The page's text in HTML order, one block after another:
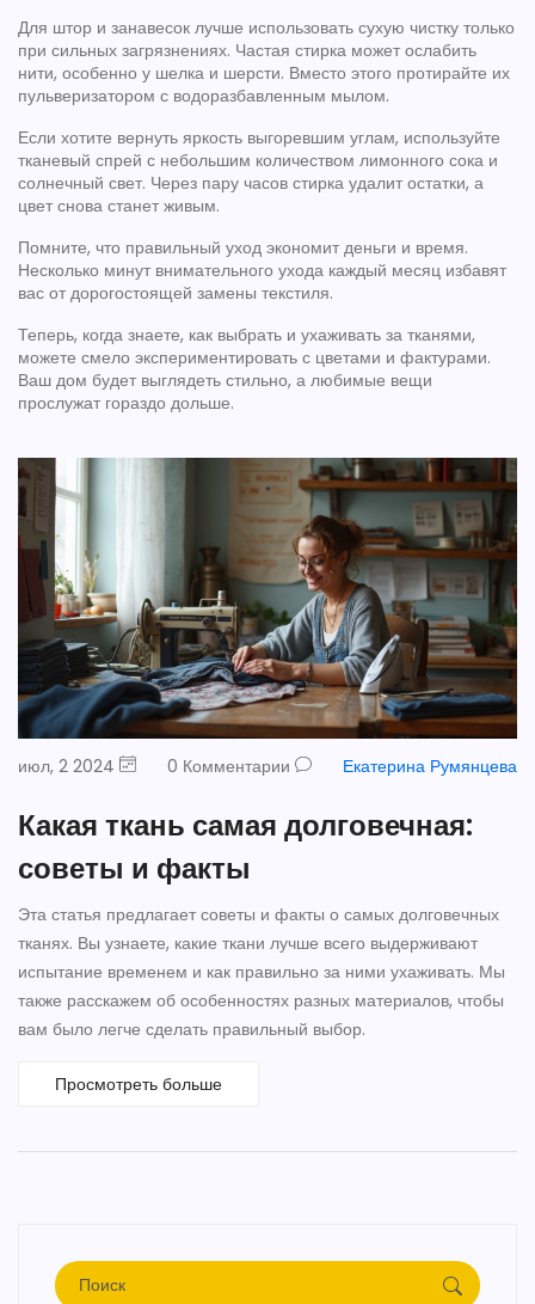
Для штор и занавесок лучше использовать сухую чистку только
при сильных загрязнениях. Частая стирка может ослабить
нити, особенно у шелка и шерсти. Вместо этого протирайте их
пульверизатором с водоразбавленным мылом.
Если хотите вернуть яркость выгоревшим углам, используйте
тканевый спрей с небольшим количеством лимонного сока и
солнечный свет. Через пару часов стирка удалит остатки, а
цвет снова станет живым.
Помните, что правильный уход экономит деньги и время.
Несколько минут внимательного ухода каждый месяц избавят
вас от дорогостоящей замены текстиля.
Теперь, когда знаете, как выбрать и ухаживать за тканями,
можете смело экспериментировать с цветами и фактурами.
Ваш дом будет выглядеть стильно, а любимые вещи
прослужат гораздо дольше.
июл, 2 2024 0 Комментарии Екатерина Румянцева
Какая ткань самая долговечная:
советы и факты
Эта статья предлагает советы и факты о самых долговечных
тканях. Вы узнаете, какие ткани лучше всего выдерживают
испытание временем и как правильно за ними ухаживать. Мы
также расскажем об особенностях разных материалов, чтобы
вам было легче сделать правильный выбор.
Просмотреть больше